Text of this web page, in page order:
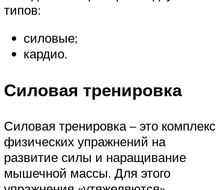
типов:
силовые;
кардио.
Силовая тренировка
Силовая тренировка – это комплекс
физических упражнений на
развитие силы и наращивание
мышечной массы. Для этого